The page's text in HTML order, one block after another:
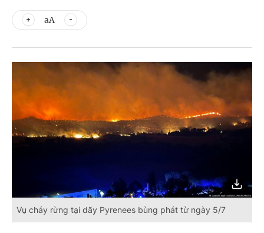
aA
Vụ cháy rừng tại dãy Pyrenees bùng phát từ ngày 5/7